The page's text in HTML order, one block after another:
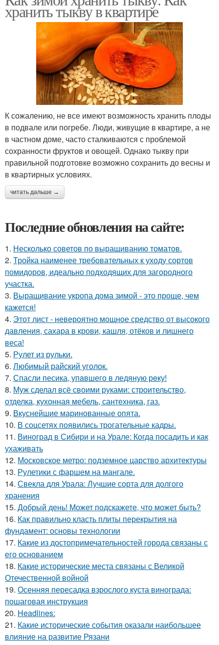
хранить тыкву в квартире
К сожалению, не все имеют возможность хранить плоды
в подвале или погребе. Люди, живущие в квартире, а не
в частном доме, часто сталкиваются с проблемой
сохранности фруктов и овощей. Однако тыкву при
правильной подготовке возможно сохранить до весны и
в квартирных условиях.
читать дальше →
Последние обновления на сайте:
1. Несколько советов по выращиванию томатов.
2. Тройка наименее требовательных к уходу сортов
помидоров, идеально подходящих для загородного
участка.
3. Выращивание укропа дома зимой - это проще, чем
кажется!
4. Этот лист - невероятно мощное средство от высокого
давления, сахара в крови, кашля, отёков и лишнего
веса!
5. Рулет из рульки.
6. Любимый райский уголок.
7. Спасли песика, упaвшего в ледяную рeку!
8. Муж сделал всё своими руками: строительство,
отделка, кухонная мебель, сантехника, газ.
9. Вкуснейшие маринованные опята.
10. В соцсетях появились трогательные кадры.
11. Виноград в Сибири и на Урале: Когда посадить и как
ухаживать
12. Московское метро: подземное царство архитектуры
13. Рулетики с фаршем на мангале.
14. Свекла для Урала: Лучшие сорта для долгого
хранения
15. Добрый день! Может подскажете, что может быть?
16. Как правильно класть плиты перекрытия на
фундамент: основы технологии
17. Какие из достопримечательностей города связаны с
его основанием
18. Какие исторические места связаны с Великой
Отечественной войной
19. Осенняя пересадка взрослого куста винограда:
пошаговая инструкция
20. Headlines:
21. Какие исторические события оказали наибольшее
влияние на развитие Рязани